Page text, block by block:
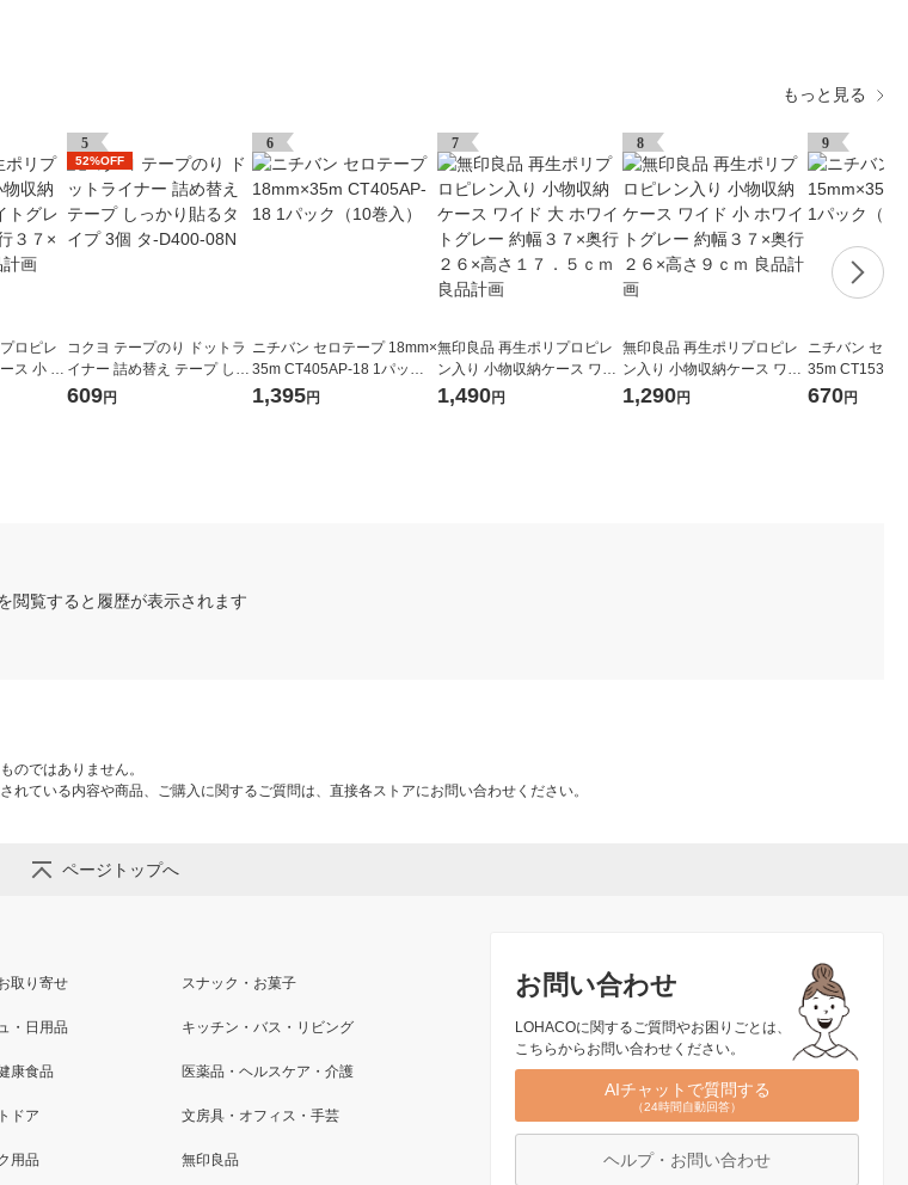
もっと見る
ロピレ
ス 小 ホ
６×奥行
5
52%OFF
コクヨ テープのり ドットラ
イナー 詰め替え テープ しっ
かり貼るタイプ 3個 タ-D400
609円
6
ニチバン セロテープ 18mm×
35m CT405AP-18 1パック
（10巻入）
1,395円
7
無印良品 再生ポリプロピレ
ン入り 小物収納ケース ワイ
ド 大 ホワイトグレー 約幅３
1,490円
8
無印良品 再生ポリプロピレ
ン入り 小物収納ケース ワイ
ド 小 ホワイトグレー 約幅３
1,290円
9
ニチバン セロ
35m CT1535-
巻入）
670円
閲覧すると履歴が表示されます
のではありません。
ている内容や商品、ご購入に関するご質問は、直接各ストアにお問い合わせください。
ページトップへ
お問い合わせ
LOHACOに関するご質問やお困りごとは、
こちらからお問い合わせください。
AIチャットで質問する
（24時間自動回答）
ヘルプ・お問い合わせ
取り寄せ スナック・お菓子
・日用品 キッチン・バス・リビング
康食品 医薬品・ヘルスケア・介護
ドア 文房具・オフィス・手芸
用品 無印良品